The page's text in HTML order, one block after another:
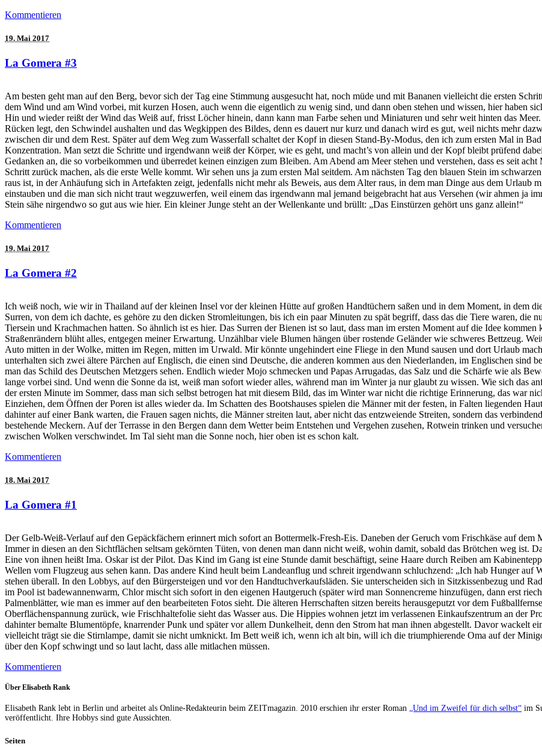
Kommentieren
19. Mai 2017
La Gomera #3
Am besten geht man auf den Berg, bevor sich der Tag eine Stimmung ausgesucht hat, noch müde und mit Bananen vielleicht die ersten
dem Wind und am Wind vorbei, mit kurzen Hosen, auch wenn die eigentlich zu wenig sind, und dann oben stehen und wissen, hier haben
Hin und wieder reißt der Wind das Weiß auf, frisst Löcher hinein, dann kann man Farbe sehen und Miniaturen und sehr weit hinten das
Rücken legt, den Schwindel aushalten und das Wegkippen des Bildes, denn es dauert nur kurz und danach wird es gut, weil nichts mehr
zwischen dir und dem Rest. Später auf dem Weg zum Wasserfall schaltet der Kopf in diesen Stand-By-Modus, den ich zum ersten Mal in
Konzentration. Man setzt die Schritte und irgendwann weiß der Körper, wie es geht, und macht’s von allein und der Kopf bleibt prüfend
Gedanken an, die so vorbeikommen und überredet keinen einzigen zum Bleiben. Am Abend am Meer stehen und verstehen, dass es seit
Schritt zurück machen, als die erste Welle kommt. Wir sehen uns ja zum ersten Mal seitdem. Am nächsten Tag den blauen Stein im
raus ist, in der Anhäufung sich in Artefakten zeigt, jedenfalls nicht mehr als Beweis, aus dem Alter raus, in dem man Dinge aus dem Urlaub
einstauben und die man sich nicht traut wegzuwerfen, weil einem das irgendwann mal jemand beigebracht hat aus Versehen (wir ahmen ja
Stein sähe nirgendwo so gut aus wie hier. Ein kleiner Junge steht an der Wellenkante und brüllt: „Das Einstürzen gehört uns ganz allein!“
Kommentieren
19. Mai 2017
La Gomera #2
Ich weiß noch, wie wir in Thailand auf der kleinen Insel vor der kleinen Hütte auf großen Handtüchern saßen und in dem Moment, in dem
Surren, von dem ich dachte, es gehöre zu den dicken Stromleitungen, bis ich ein paar Minuten zu spät begriff, dass das die Tiere waren, die
Tiersein und Krachmachen hatten. So ähnlich ist es hier. Das Surren der Bienen ist so laut, dass man im ersten Moment auf die Idee
Straßenrändern blüht alles, entgegen meiner Erwartung. Unzählbar viele Blumen hängen über rostende Geländer wie schweres Bettzeug.
Auto mitten in der Wolke, mitten im Regen, mitten im Urwald. Mir könnte ungehindert eine Fliege in den Mund sausen und dort Urlaub
unterhalten sich zwei ältere Pärchen auf Englisch, die einen sind Deutsche, die anderen kommen aus den Niederlanden, im Englischen sind
man das Schild des Deutschen Metzgers sehen. Endlich wieder Mojo schmecken und Papas Arrugadas, das Salz und die Schärfe wie als
lange vorbei sind. Und wenn die Sonne da ist, weiß man sofort wieder alles, während man im Winter ja nur glaubt zu wissen. Wie sich das
der ersten Minute im Sommer, dass man sich selbst betrogen hat mit diesem Bild, das im Winter war nicht die richtige Erinnerung, das war
Einziehen, dem Öffnen der Poren ist alles wieder da. Im Schatten des Bootshauses spielen die Männer mit der festen, in Falten liegenden
dahinter auf einer Bank warten, die Frauen sagen nichts, die Männer streiten laut, aber nicht das entzweiende Streiten, sondern das
bestehende Meckern. Auf der Terrasse in den Bergen dann dem Wetter beim Entstehen und Vergehen zusehen, Rotwein trinken und
zwischen Wolken verschwindet. Im Tal sieht man die Sonne noch, hier oben ist es schon kalt.
Kommentieren
18. Mai 2017
La Gomera #1
Der Gelb-Weiß-Verlauf auf den Gepäckfächern erinnert mich sofort an Bottermelk-Fresh-Eis. Daneben der Geruch vom Frischkäse auf
Immer in diesen an den Sichtflächen seltsam gekörnten Tüten, von denen man dann nicht weiß, wohin damit, sobald das Brötchen weg ist.
Eine von ihnen heißt Ima. Oskar ist der Pilot. Das Kind im Gang ist eine Stunde damit beschäftigt, seine Haare durch Reiben am
Wellen vom Flugzeug aus sehen kann. Das andere Kind heult beim Landeanflug und schreit irgendwann schluchzend: „Ich hab Hunger auf
stehen überall. In den Lobbys, auf den Bürgersteigen und vor den Handtuchverkaufsläden. Sie unterscheiden sich in Sitzkissenbezug und
im Pool ist badewannenwarm, Chlor mischt sich sofort in den eigenen Hautgeruch (später wird man Sonnencreme hinzufügen, dann erst
Palmenblätter, wie man es immer auf den bearbeiteten Fotos sieht. Die älteren Herrschaften sitzen bereits herausgeputzt vor dem
Oberflächenspannung zurück, wie Frischhaltefolie sieht das Wasser aus. Die Hippies wohnen jetzt im verlassenen Einkaufszentrum an der
dahinter bemalte Blumentöpfe, knarrender Punk und später vor allem Dunkelheit, denn den Strom hat man ihnen abgestellt. Davor wackelt
vielleicht trägt sie die Stirnlampe, damit sie nicht umknickt. Im Bett weiß ich, wenn ich alt bin, will ich die triumphierende Oma auf der
über den Kopf schwingt und so laut lacht, dass alle mitlachen müssen.
Kommentieren
Über Elisabeth Rank
Elisabeth Rank lebt in Berlin und arbeitet als Online-Redakteurin beim ZEITmagazin. 2010 erschien ihr erster Roman „Und im Zweifel für dich selbst“ im
veröffentlicht. Ihre Hobbys sind gute Aussichten.
Seiten